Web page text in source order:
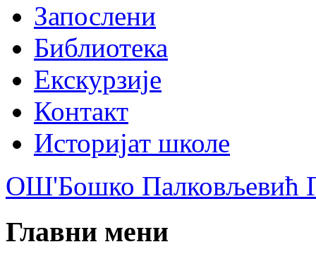
Запослени
Библиотека
Екскурзије
Контакт
Историјат школе
ОШ'Бошко Палковљевић
Главни мени